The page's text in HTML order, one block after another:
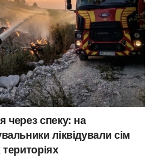
через спеку: на
ліквідували сім